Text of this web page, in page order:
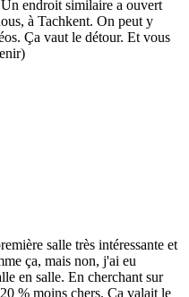
endroit similaire a ouvert
à Tachkent. On peut y
Ça vaut le détour. Et vous
salle très intéressante et
ça, mais non, j'ai eu
en salle. En cherchant sur
% moins chers. Ça valait le